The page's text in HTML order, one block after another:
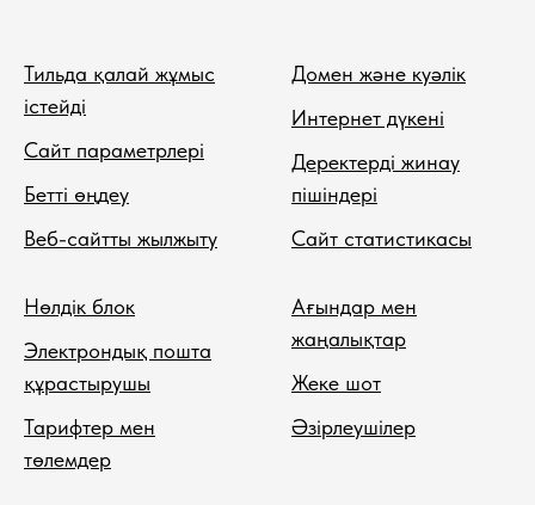
Тильда қалай жұмыс
істейді
Сайт параметрлері
Бетті өңдеу
Веб-сайтты жылжыту
Домен және куәлік
Интернет дүкені
Деректерді жинау
пішіндері
Сайт статистикасы
Нөлдік блок
Электрондық пошта
құрастырушы
Тарифтер мен
төлемдер
Ағындар мен
жаңалықтар
Жеке шот
Әзірлеушілер